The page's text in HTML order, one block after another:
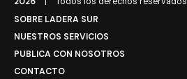
SOBRE LADERA SUR
NUESTROS SERVICIOS
PUBLICA CON NOSOTROS
CONTACTO